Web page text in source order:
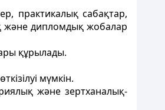
практикалық сабақтар,
және дипломдық жобалар
құрылады.
мүмкін.
және зертханалық-